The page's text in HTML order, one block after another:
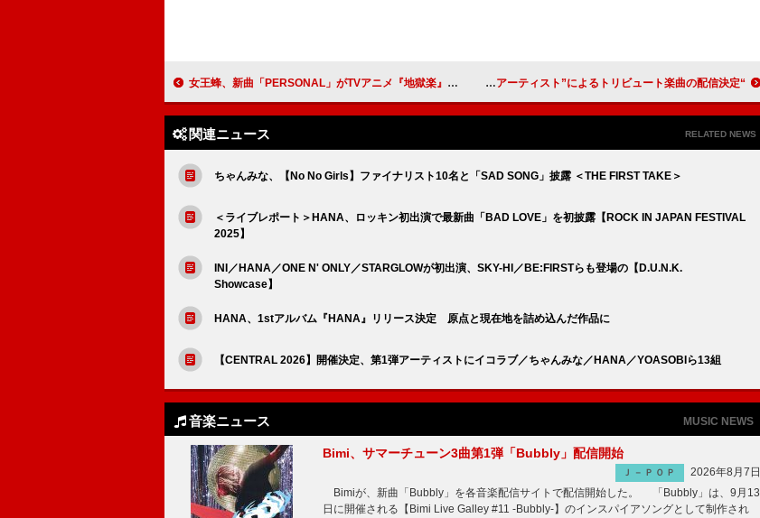
女王蜂、新曲「PERSONAL」がTVアニメ『地獄楽』第二期EDテーマに決定 “山崎まさよしと親交のあるアーティスト”によるトリビュート楽曲の配信決定
関連ニュース RELATED NEWS
ちゃんみな、【No No Girls】ファイナリスト10名と「SAD SONG」披露 ＜THE FIRST TAKE＞
＜ライブレポート＞HANA、ロッキン初出演で最新曲「BAD LOVE」を初披露【ROCK IN JAPAN FESTIVAL
2025】
INI／HANA／ONE N' ONLY／STARGLOWが初出演、SKY-HI／BE:FIRSTらも登場の【D.U.N.K.
Showcase】
HANA、1stアルバム『HANA』リリース決定 原点と現在地を詰め込んだ作品に
【CENTRAL 2026】開催決定、第1弾アーティストにイコラブ／ちゃんみな／HANA／YOASOBIら13組
音楽ニュース MUSIC NEWS
Bimi、サマーチューン3曲第1弾「Bubbly」配信開始
Ｊ－ＰＯＰ
2026年8月7日
Bimiが、新曲「Bubbly」を各音楽配信サイトで配信開始した。 「Bubbly」は、9月13
日に開催される【Bimi Live Galley #11 -Bubbly-】のインスパイアソングとして制作され